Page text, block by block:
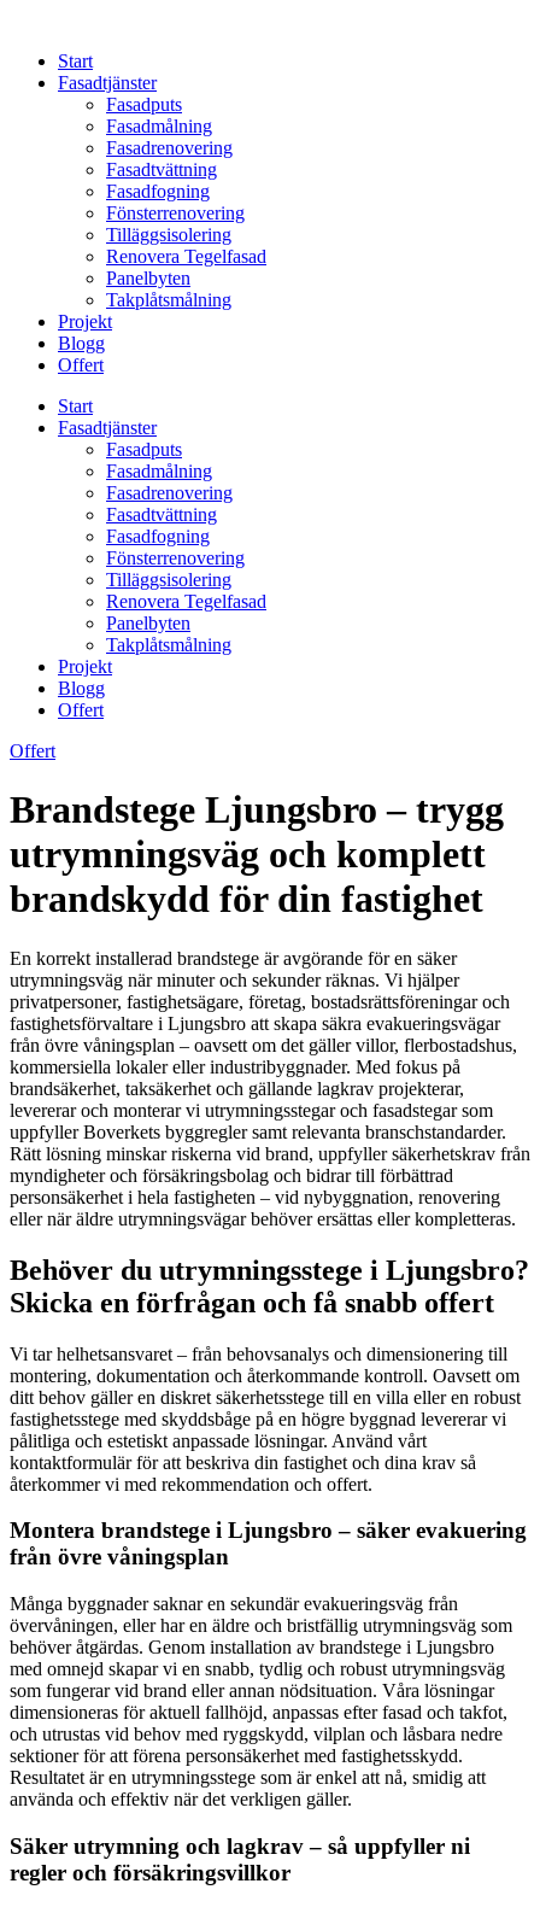
contentStart
Fasadtjänster
Fasadputs
Fasadmålning
Fasadrenovering
Fasadtvättning
Fasadfogning
Fönsterrenovering
Tilläggsisolering
Renovera Tegelfasad
Panelbyten
Takplåtsmålning
Projekt
Blogg
Offert
Start
Fasadtjänster
Fasadputs
Fasadmålning
Fasadrenovering
Fasadtvättning
Fasadfogning
Fönsterrenovering
Tilläggsisolering
Renovera Tegelfasad
Panelbyten
Takplåtsmålning
Projekt
Blogg
Offert
Offert
Brandstege Ljungsbro – trygg
utrymningsväg och komplett
brandskydd för din fastighet
En korrekt installerad brandstege är avgörande för en säker
utrymningsväg när minuter och sekunder räknas. Vi hjälper
privatpersoner, fastighetsägare, företag, bostadsrättsföreningar och
fastighetsförvaltare i Ljungsbro att skapa säkra evakueringsvägar
från övre våningsplan – oavsett om det gäller villor, flerbostadshus,
kommersiella lokaler eller industribyggnader. Med fokus på
brandsäkerhet, taksäkerhet och gällande lagkrav projekterar,
levererar och monterar vi utrymningsstegar och fasadstegar som
uppfyller Boverkets byggregler samt relevanta branschstandarder.
Rätt lösning minskar riskerna vid brand, uppfyller säkerhetskrav från
myndigheter och försäkringsbolag och bidrar till förbättrad
personsäkerhet i hela fastigheten – vid nybyggnation, renovering
eller när äldre utrymningsvägar behöver ersättas eller kompletteras.
Behöver du utrymningsstege i Ljungsbro?
Skicka en förfrågan och få snabb offert
Vi tar helhetsansvaret – från behovsanalys och dimensionering till
montering, dokumentation och återkommande kontroll. Oavsett om
ditt behov gäller en diskret säkerhetsstege till en villa eller en robust
fastighetsstege med skyddsbåge på en högre byggnad levererar vi
pålitliga och estetiskt anpassade lösningar. Använd vårt
kontaktformulär för att beskriva din fastighet och dina krav så
återkommer vi med rekommendation och offert.
Montera brandstege i Ljungsbro – säker evakuering
från övre våningsplan
Många byggnader saknar en sekundär evakueringsväg från
övervåningen, eller har en äldre och bristfällig utrymningsväg som
behöver åtgärdas. Genom installation av brandstege i Ljungsbro
med omnejd skapar vi en snabb, tydlig och robust utrymningsväg
som fungerar vid brand eller annan nödsituation. Våra lösningar
dimensioneras för aktuell fallhöjd, anpassas efter fasad och takfot,
och utrustas vid behov med ryggskydd, vilplan och låsbara nedre
sektioner för att förena personsäkerhet med fastighetsskydd.
Resultatet är en utrymningsstege som är enkel att nå, smidig att
använda och effektiv när det verkligen gäller.
Säker utrymning och lagkrav – så uppfyller ni
regler och försäkringsvillkor